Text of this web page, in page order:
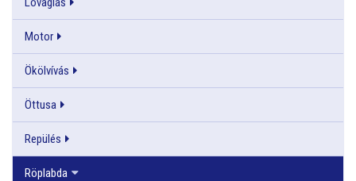
Motor
Ökölvívás
Öttusa
Repülés
Röplabda